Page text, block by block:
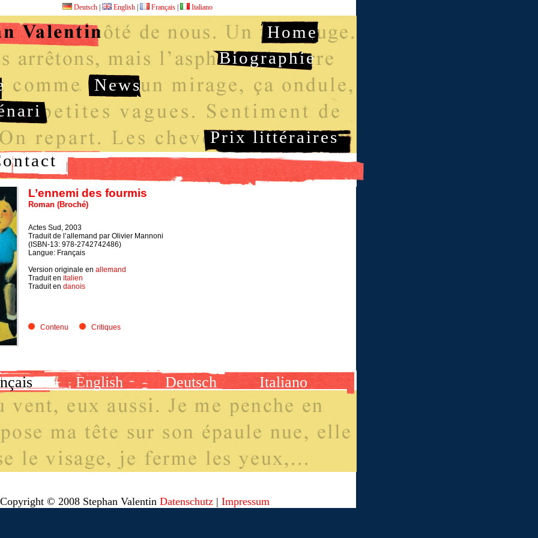
Deutsch English Français Italiano
Home
Biographie
News
Prix littéraires
L’ennemi des fourmis
Roman (Broché)
Actes Sud, 2003
Traduit de l’allemand par Olivier Mannoni
(ISBN-13: 978-2742742486)
Langue: Français
Version originale en allemand
Traduit en italien
Traduit en danois
Contenu Critiques
Deutsch
English Italiano
Copyright © 2008 Stephan Valentin Datenschutz| Impressum